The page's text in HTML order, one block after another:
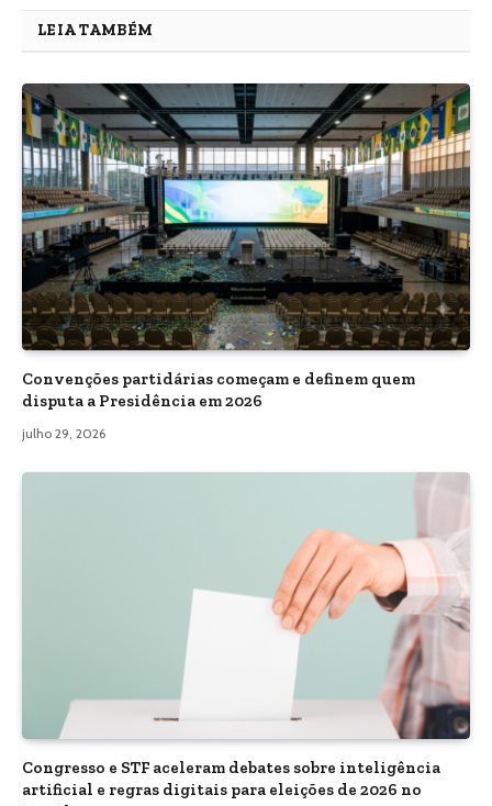
LEIA TAMBÉM
Convenções partidárias começam e definem quem
disputa a Presidência em 2026
julho 29, 2026
Congresso e STF aceleram debates sobre inteligência
artificial e regras digitais para eleições de 2026 no